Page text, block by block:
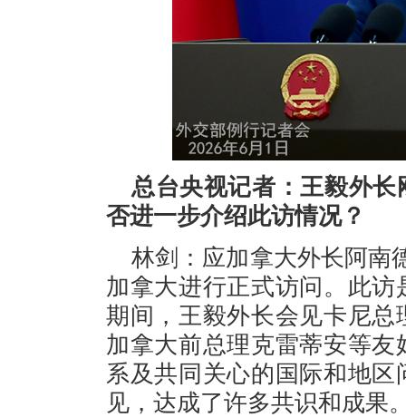
总台央视记者：王毅外
否进一步介绍此访情况？
林剑：应加拿大外长阿南
加拿大进行正式访问。此
期间，王毅外长会见卡尼
加拿大前总理克雷蒂安等
系及共同关心的国际和地
见，达成了许多共识和成果